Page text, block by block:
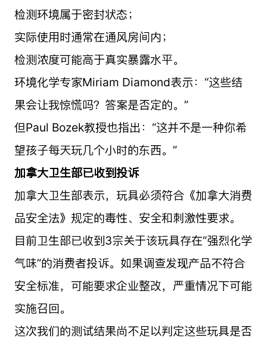
检测环境属于密封状态；
实际使用时通常在通风房间内；
检测浓度可能高于真实暴露水平。
环境化学专家Miriam Diamond表示：“这些结
果会让我惊慌吗？答案是否定的。”
但Paul Bozek教授也指出：“这并不是一种你希
望孩子每天玩几个小时的东西。”
加拿大卫生部已收到投诉
加拿大卫生部表示，玩具必须符合《加拿大消费
品安全法》规定的毒性、安全和刺激性要求。
目前卫生部已收到3宗关于该玩具存在“强烈化学
气味”的消费者投诉。如果调查发现产品不符合
安全标准，可能要求企业整改，严重情况下可能
实施召回。
这次我们的测试结果尚不足以判定这些玩具是否